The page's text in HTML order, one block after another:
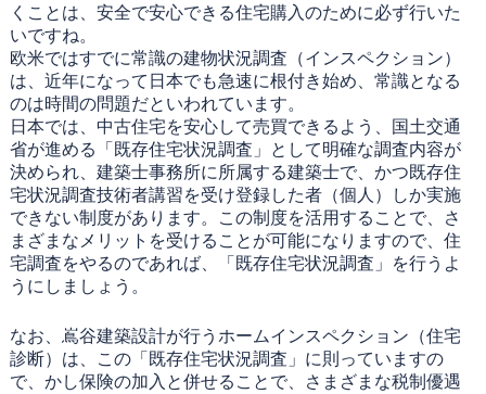
くことは、安全で安心できる住宅購入のために必ず行いた
いですね。
欧米ではすでに常識の建物状況調査（インスペクション）
は、近年になって日本でも急速に根付き始め、常識となる
のは時間の問題だといわれています。
日本では、中古住宅を安心して売買できるよう、国土交通
省が進める「既存住宅状況調査」として明確な調査内容が
決められ、建築士事務所に所属する建築士で、かつ既存住
宅状況調査技術者講習を受け登録した者（個人）しか実施
できない制度があります。この制度を活用することで、さ
まざまなメリットを受けることが可能になりますので、住
宅調査をやるのであれば、「既存住宅状況調査」を行うよ
うにしましょう。
なお、嶌谷建築設計が行うホームインスペクション（住宅
診断）は、この「既存住宅状況調査」に則っていますの
で、かし保険の加入と併せることで、さまざまな税制優遇